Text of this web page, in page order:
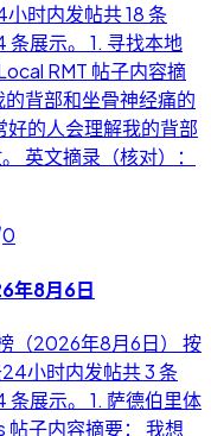
时内发帖共 18 条
条展示。 1. 寻找本地
RMT 帖子内容摘
背部和坐骨神经痛的
好的人会理解我的背部
英文摘录（核对）：
0
年8月6日
（2026年8月6日） 按
小时内发帖共 3 条
条展示。 1. 萨德伯里体
帖子内容摘要： 我想